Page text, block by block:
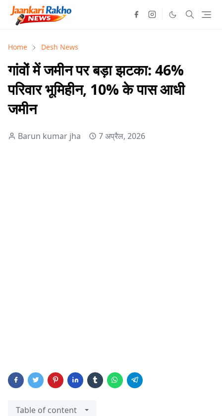
Home Desh News
गांवों में जमीन पर बड़ा झटका: 46%
परिवार भूमिहीन, 10% के पास आधी
जमीन
Barun kumar jha 7 अप्रैल, 2026
Table of content